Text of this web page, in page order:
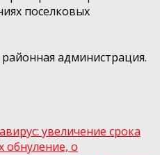
поселковых
администрация.
увеличение срока
обнуление, о